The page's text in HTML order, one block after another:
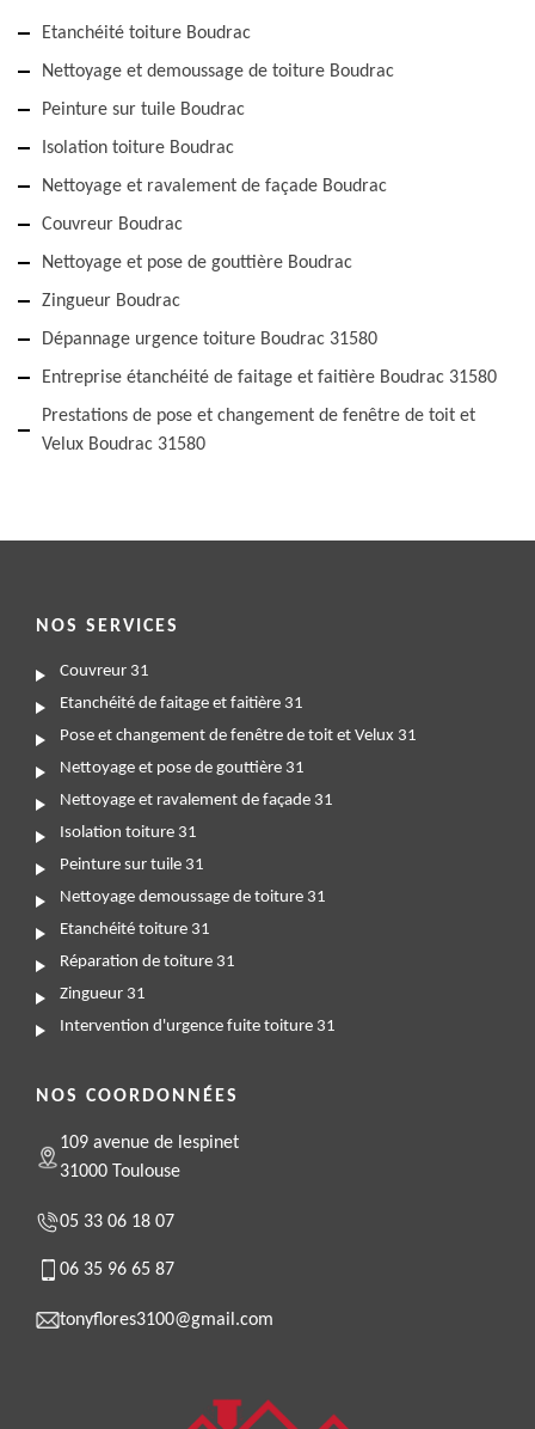
Etanchéité toiture Boudrac
Nettoyage et demoussage de toiture Boudrac
Peinture sur tuile Boudrac
Isolation toiture Boudrac
Nettoyage et ravalement de façade Boudrac
Couvreur Boudrac
Nettoyage et pose de gouttière Boudrac
Zingueur Boudrac
Dépannage urgence toiture Boudrac 31580
Entreprise étanchéité de faitage et faitière Boudrac 31580
Prestations de pose et changement de fenêtre de toit et
Velux Boudrac 31580
NOS SERVICES
Couvreur 31
Etanchéité de faitage et faitière 31
Pose et changement de fenêtre de toit et Velux 31
Nettoyage et pose de gouttière 31
Nettoyage et ravalement de façade 31
Isolation toiture 31
Peinture sur tuile 31
Nettoyage demoussage de toiture 31
Etanchéité toiture 31
Réparation de toiture 31
Zingueur 31
Intervention d'urgence fuite toiture 31
NOS COORDONNÉES
109 avenue de lespinet
31000 Toulouse
05 33 06 18 07
06 35 96 65 87
tonyflores3100@gmail.com